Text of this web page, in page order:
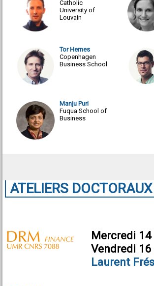
Catholic
University of
Louvain
Tor Hernes
Copenhagen
Business School
Manju Puri
Fuqua School of
Business
ATELIERS DOCTORAUX
Mercredi
Vendredi
Laurent